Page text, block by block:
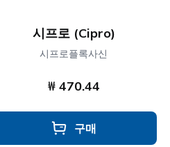
시프로 (Cipro)
시프로플록사신
₩ 470.44
구매